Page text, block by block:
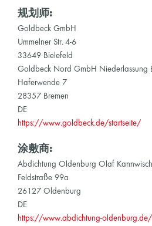
规划师:
Goldbeck GmbH
Ummelner Str. 4-6
33649 Bielefeld
Goldbeck Nord GmbH Niederlassung
Haferwende 7
28357 Bremen
DE
https://www.goldbeck.de/startseite/
涂敷商:
Abdichtung Oldenburg Olaf
Feldstraße 99a
26127 Oldenburg
DE
https://www.abdichtung-oldenburg.de/